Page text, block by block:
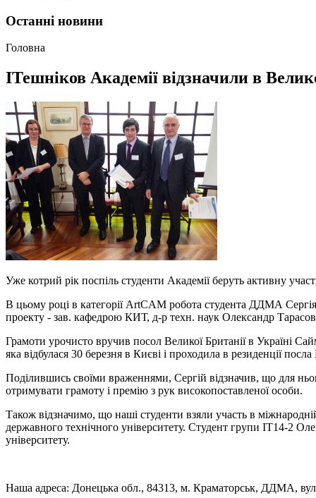
Останні новини
Головна
ІТешніков Академії відзначили в
Уже котрий рік поспіль студенти Академії беруть активну
В цьому році в категорії ArtCAM робота студента ДДМА
проекту - зав. кафедрою КИТ, д-р техн. наук Олександр
Грамоти урочисто вручив посол Великої Британії в Україні
яка відбулася 30 березня в Києві і проходила в резиденції посла
Поділившись своїми враженнями, Сергій відзначив, що для
отримувати грамоту і премію з рук високопоставленої особи.
Також відзначимо, що наші студенти взяли участь в
державного технічного університету. Студент групи ІТ14-2
університету.
Наша адреса: Донецька обл., 84313, м. Краматорськ, ДДМА,